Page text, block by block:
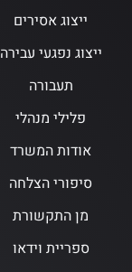
ייצוג אסירים
ייצוג נפגעי עבירה
תעבורה
פלילי מנהלי
אודות המשרד
סיפורי הצלחה
מן התקשורת
ספריית וידאו